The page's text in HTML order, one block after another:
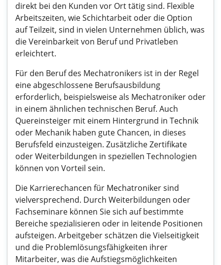
direkt bei den Kunden vor Ort tätig sind. Flexible
Arbeitszeiten, wie Schichtarbeit oder die Option
auf Teilzeit, sind in vielen Unternehmen üblich, was
die Vereinbarkeit von Beruf und Privatleben
erleichtert.
Für den Beruf des Mechatronikers ist in der Regel
eine abgeschlossene Berufsausbildung
erforderlich, beispielsweise als Mechatroniker oder
in einem ähnlichen technischen Beruf. Auch
Quereinsteiger mit einem Hintergrund in Technik
oder Mechanik haben gute Chancen, in dieses
Berufsfeld einzusteigen. Zusätzliche Zertifikate
oder Weiterbildungen in speziellen Technologien
können von Vorteil sein.
Die Karrierechancen für Mechatroniker sind
vielversprechend. Durch Weiterbildungen oder
Fachseminare können Sie sich auf bestimmte
Bereiche spezialisieren oder in leitende Positionen
aufsteigen. Arbeitgeber schätzen die Vielseitigkeit
und die Problemlösungsfähigkeiten ihrer
Mitarbeiter, was die Aufstiegsmöglichkeiten